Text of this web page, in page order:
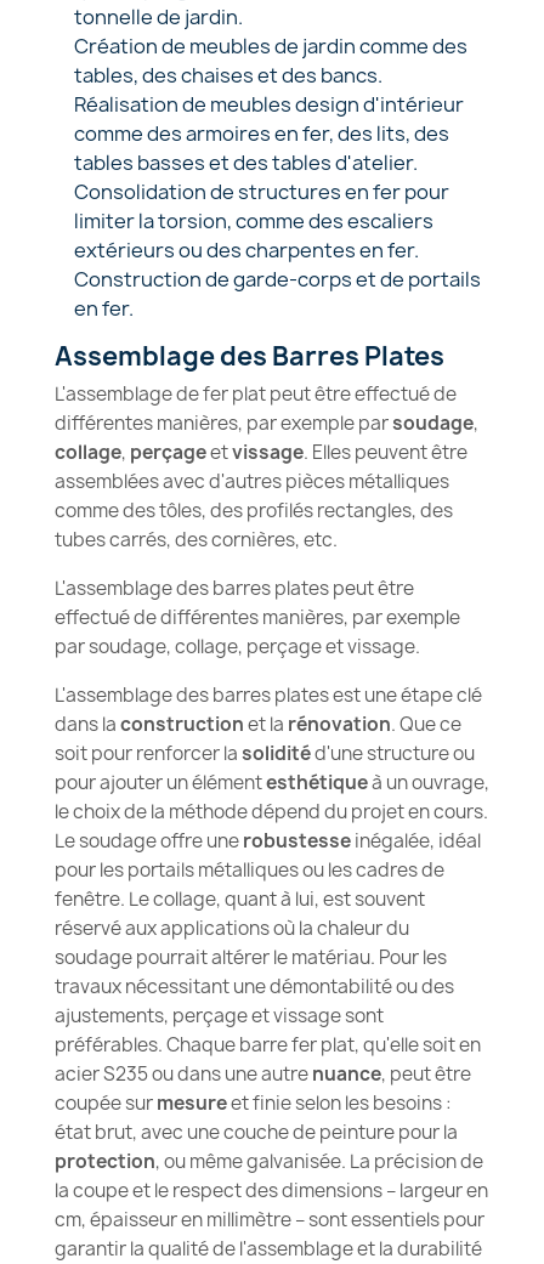
tonnelle de jardin.
Création de meubles de jardin comme des
tables, des chaises et des bancs.
Réalisation de meubles design d'intérieur
comme des armoires en fer, des lits, des
tables basses et des tables d'atelier.
Consolidation de structures en fer pour
limiter la torsion, comme des escaliers
extérieurs ou des charpentes en fer.
Construction de garde-corps et de portails
en fer.
Assemblage des Barres Plates
L'assemblage de fer plat peut être effectué de
différentes manières, par exemple parsoudage,
collage, perçageetvissage. Elles peuvent être
assemblées avec d'autres pièces métalliques
comme des tôles, des profilés rectangles, des
tubes carrés, des cornières, etc.
L'assemblage des barres plates peut être
effectué de différentes manières, par exemple
par soudage, collage, perçage et vissage.
L'assemblage des barres plates est une étape clé
dans laconstructionet la rénovation. Que ce
soit pour renforcer lasoliditéd'une structure ou
pour ajouter un élémentesthétiqueà un ouvrage,
le choix de la méthode dépend du projet en cours.
Le soudage offre unerobustesseinégalée, idéal
pour les portails métalliques ou les cadres de
fenêtre. Le collage, quant à lui, est souvent
réservé aux applications où la chaleur du
soudage pourrait altérer le matériau. Pour les
travaux nécessitant une démontabilité ou des
ajustements, perçage et vissage sont
préférables. Chaque barre fer plat, qu'elle soit en
acier S235 ou dans une autrenuance, peut être
coupée surmesureet finie selon les besoins :
état brut, avec une couche de peinture pour la
protection, ou même galvanisée. La précision de
la coupe et le respect des dimensions – largeur en
cm, épaisseur en millimètre – sont essentiels pour
garantir la qualité de l'assemblage et la durabilité